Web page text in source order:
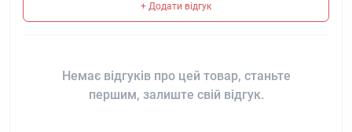
+ Додати відгук
Немає відгуків про цей товар, станьте
першим, залиште свій відгук.